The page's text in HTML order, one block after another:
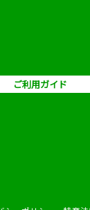
ご利用ガイド